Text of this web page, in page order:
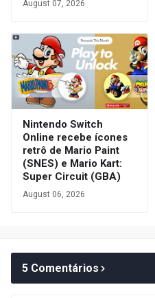
August 07, 2026
Nintendo Switch
Online recebe ícones
retrô de Mario Paint
(SNES) e Mario Kart:
Super Circuit (GBA)
August 06, 2026
5 Comentários